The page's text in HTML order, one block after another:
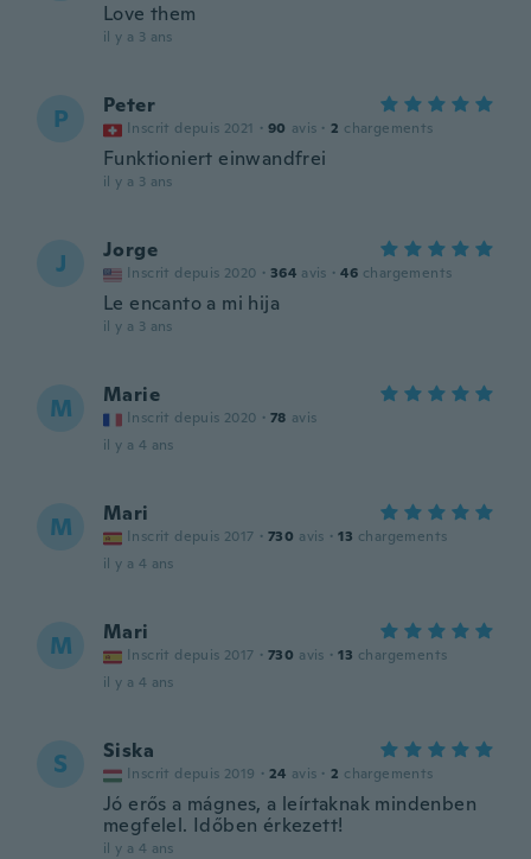
Love them
il y a 3 ans
P Peter
Inscrit depuis 2021 · 90 avis · 2 chargements
Funktioniert einwandfrei
il y a 3 ans
J Jorge
Inscrit depuis 2020 · 364 avis · 46 chargements
Le encanto a mi hija
il y a 3 ans
M Marie
Inscrit depuis 2020 · 78 avis
il y a 4 ans
M Mari
Inscrit depuis 2017 · 730 avis · 13 chargements
il y a 4 ans
M Mari
Inscrit depuis 2017 · 730 avis · 13 chargements
il y a 4 ans
S Siska
Inscrit depuis 2019 · 24 avis · 2 chargements
Jó erős a mágnes, a leírtaknak mindenben
megfelel. Időben érkezett!
il y a 4 ans